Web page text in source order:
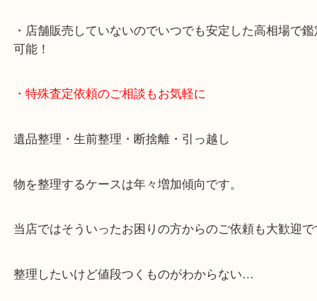
・10時から19時まで営業中
※元旦・毎月第三水曜は除く
・全国1000店舗以上で展開してるからスケールメ
広く鑑定が可能！
・店舗販売していないのでいつでも安定した高相場